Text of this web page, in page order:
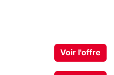
Voir l'offre